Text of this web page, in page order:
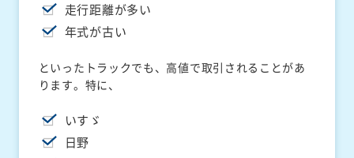
走行距離が多い
年式が古い
といったトラックでも、高値で取引されることがあ
ります。特に、
いすゞ
日野